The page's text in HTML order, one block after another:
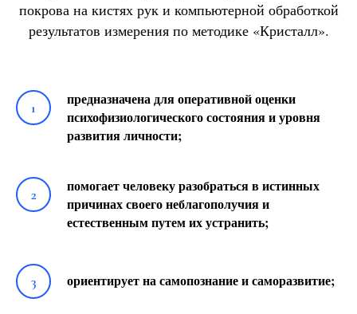
покрова на кистях рук и компьютерной обработкой
результатов измерения по методике «Кристалл».
предназначена для оперативной оценки
психофизиологического состояния и уровня
развития личности;
помогает человеку разобраться в истинных
причинах своего неблагополучия и
естественным путем их устранить;
ориентирует на самопознание и саморазвитие;